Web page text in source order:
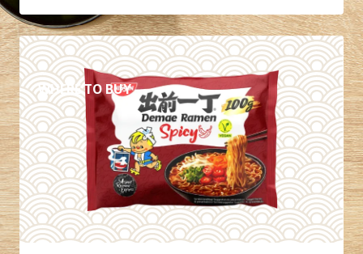
WHERE TO BUY
DÉTAILS